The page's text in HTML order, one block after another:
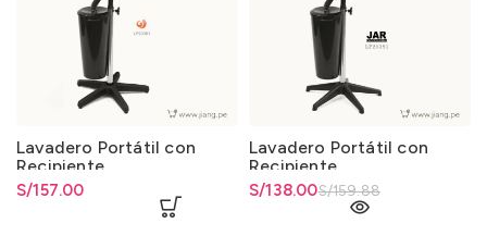
Lavadero Portátil con
Recipiente
S/157.00
Lavadero Portátil con
Recipiente
S/159.88
El precio original era:
S/138.00
El precio actual es: S/138.00.